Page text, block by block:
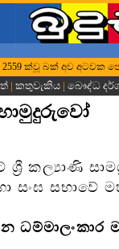
2559 ක්වූ බක් අව අටවක
| කතුවැකිය| බෞද්ධ
කල්‍යාණි
සංඝ සභාවේ
ධම්මාලංකාර